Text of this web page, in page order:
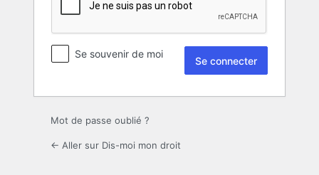
Se souvenir de moi
Mot de passe oublié ?
← Aller sur Dis-moi mon droit